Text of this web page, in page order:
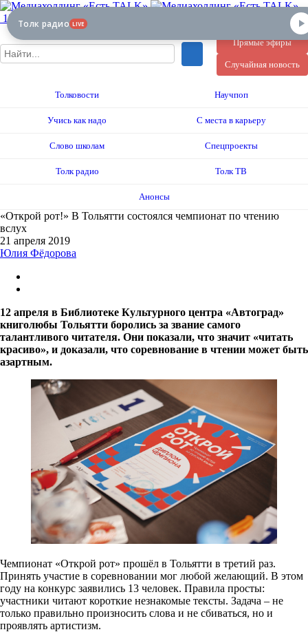
12+
Прямые эфиры
Случайная новость
Толковости Научпоп
Учись как надо С места в карьеру
Слово школам Спецпроекты
Толк радио Толк ТВ
Анонсы
«Открой рот!» В Тольятти состоялся чемпионат по чтению
вслух
21 апреля 2019
Юлия Фёдорова
12 апреля в Библиотеке Культурного центра «Автоград»
книголюбы Тольятти боролись за звание самого
талантливого читателя. Они показали, что значит «читать
красиво», и доказали, что соревнование в чтении может быть
азартным.
Чемпионат «Открой рот» прошёл в Тольятти в третий раз.
Принять участие в соревновании мог любой желающий. В этом
году на конкурс заявились 13 человек. Правила просты:
участники читают короткие незнакомые тексты. Задача – не
только правильно произносить слова и не сбиваться, но и
проявлять артистизм.
Толк радио LIVE